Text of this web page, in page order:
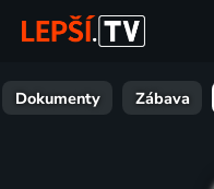
Dokumenty Zábava